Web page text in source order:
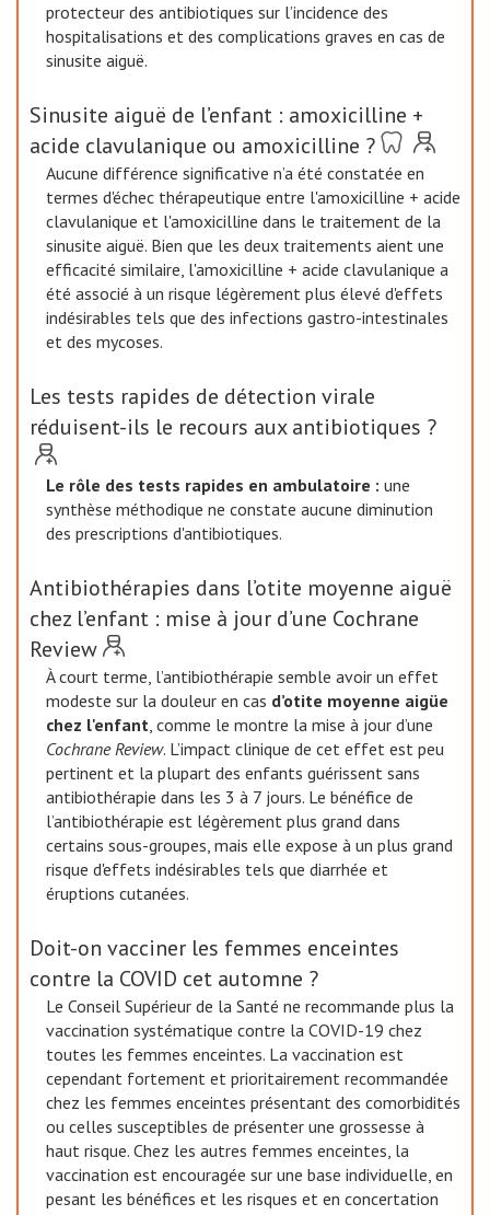
protecteur des antibiotiques sur l’incidence des
hospitalisations et des complications graves en cas de
sinusite aiguë.
Sinusite aiguë de l’enfant : amoxicilline +
acide clavulanique ou amoxicilline ?
Aucune différence significative n’a été constatée en
termes d'échec thérapeutique entre l'amoxicilline + acide
clavulanique et l'amoxicilline dans le traitement de la
sinusite aiguë. Bien que les deux traitements aient une
efficacité similaire, l'amoxicilline + acide clavulanique a
été associé à un risque légèrement plus élevé d'effets
indésirables tels que des infections gastro-intestinales
et des mycoses.
Les tests rapides de détection virale
réduisent-ils le recours aux antibiotiques ?
Le rôle des tests rapides en ambulatoire : une
synthèse méthodique ne constate aucune diminution
des prescriptions d'antibiotiques.
Antibiothérapies dans l’otite moyenne aiguë
chez l’enfant : mise à jour d’une Cochrane
Review
À court terme, l’antibiothérapie semble avoir un effet
modeste sur la douleur en cas d’otite moyenne aigüe
chez l'enfant, comme le montre la mise à jour d’une
Cochrane Review. L’impact clinique de cet effet est peu
pertinent et la plupart des enfants guérissent sans
antibiothérapie dans les 3 à 7 jours. Le bénéfice de
l’antibiothérapie est légèrement plus grand dans
certains sous-groupes, mais elle expose à un plus grand
risque d'effets indésirables tels que diarrhée et
éruptions cutanées.
Doit-on vacciner les femmes enceintes
contre la COVID cet automne ?
Le Conseil Supérieur de la Santé ne recommande plus la
vaccination systématique contre la COVID-19 chez
toutes les femmes enceintes. La vaccination est
cependant fortement et prioritairement recommandée
chez les femmes enceintes présentant des comorbidités
ou celles susceptibles de présenter une grossesse à
haut risque. Chez les autres femmes enceintes, la
vaccination est encouragée sur une base individuelle, en
pesant les bénéfices et les risques et en concertation